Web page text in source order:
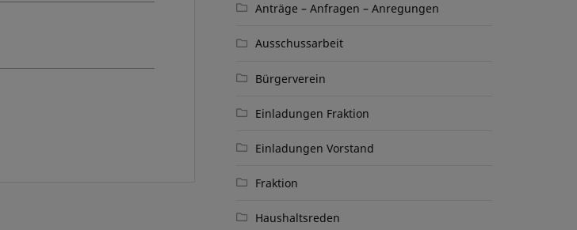
Anträge – Anfragen – Anregungen
Ausschussarbeit
Bürgerverein
Einladungen Fraktion
Einladungen Vorstand
Fraktion
Haushaltsreden